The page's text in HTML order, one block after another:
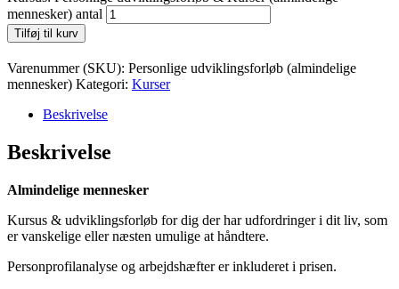
mennesker) antal
Tilføj til kurv
Varenummer (SKU): Personlige udviklingsforløb (almindelige
mennesker) Kategori: Kurser
Beskrivelse
Beskrivelse
Almindelige mennesker
Kursus & udviklingsforløb for dig der har udfordringer i dit liv, som
er vanskelige eller næsten umulige at håndtere.
Personprofilanalyse og arbejdshæfter er inkluderet i prisen.